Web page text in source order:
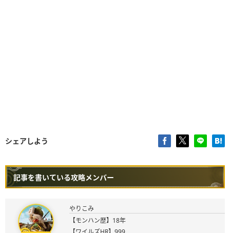
シェアしよう
記事を書いている攻略メンバー
やりこみ
【モンハン歴】18年